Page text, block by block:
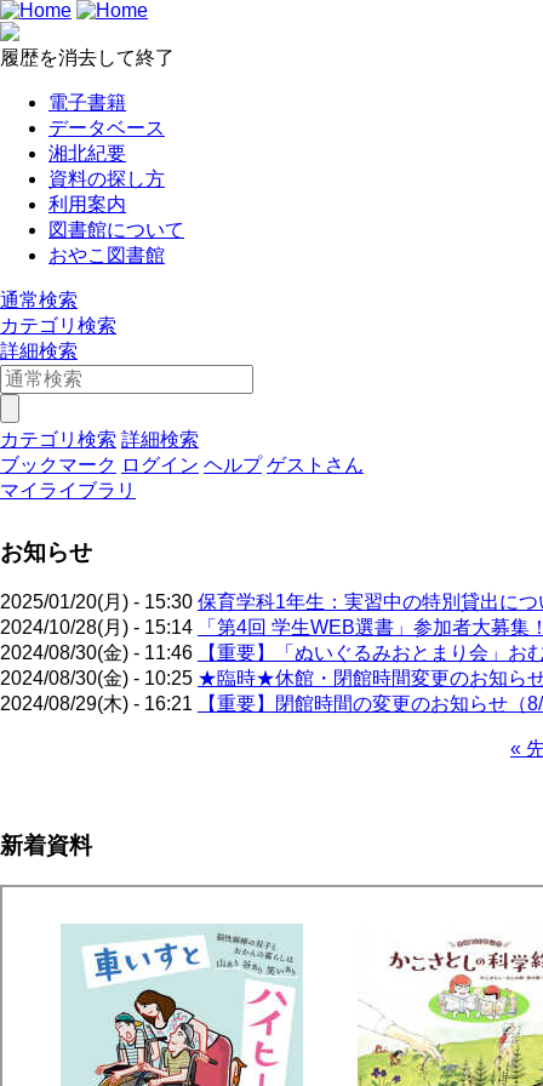
履歴を消去して終了
電子書籍
データベース
湘北紀要
資料の探し方
利用案内
図書館について
おやこ図書館
通常検索
カテゴリ検索
詳細検索
カテゴリ検索 詳細検索
ブックマーク ログイン ヘルプ ゲストさん
マイライブラリ
お知らせ
2025/01/20(月) - 15:30 保育学科1年生：実習中の特別貸出に
2024/10/28(月) - 15:14
「第4回 学生WEB選書」参加者大募集
2024/08/30(金) - 11:46
【重要】「ぬいぐるみおとまり会」お
2024/08/30(金) - 10:25 ★臨時★休館・閉館時間変更のお知ら
2024/08/29(木) - 16:21
【重要】閉館時間の変更のお知らせ（
送
先
«
新着資料